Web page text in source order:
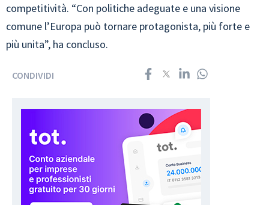
competitività. “Con politiche adeguate e una visione
comune l’Europa può tornare protagonista, più forte e
più unita”, ha concluso.
CONDIVIDI